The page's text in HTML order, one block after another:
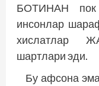
БОТИНАН
инсонлар
хислатлар
шартлари эди.
Бу афсона